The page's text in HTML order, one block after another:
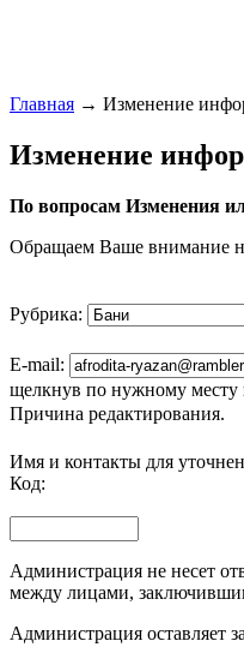
Главная → Изменение
Изменение
По вопросам Изменения
Обращаем Ваше внимание
Рубрика:
E-mail:
щелкнув по нужному месту
Причина редактирования.
Имя и контакты для
Код:
Администрация не несет
между лицами,
Администрация оставляет